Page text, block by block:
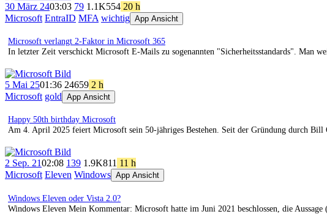
30 März 2403:03 79 1.1K554 20 h
Microsoft EntraID MFA wichtig App Ansicht
Microsoft verlangt 2-Faktor in Microsoft 365
In letzter Zeit verschickt Microsoft E-Mails zu sogenannten "Sicherheitsstandards". Man
5 Mai 2501:36 24659 2 h
Microsoft gold App Ansicht
Happy 50th birthday Microsoft
Am 4. April 2025 feiert Microsoft sein 50-jähriges Bestehen. Seit der Gründung durch Bill
2 Sep. 2102:08 139 1.9K811 11 h
Microsoft Eleven Windows App Ansicht
Windows Eleven oder Vista 2.0?
Windows Eleven Mein Kommentar: Microsoft hatte im Juni 2021 beschlossen, die